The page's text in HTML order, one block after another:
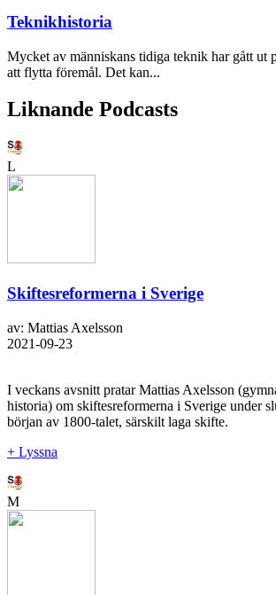
Teknikhistoria
Mycket av människans tidiga teknik har gått ut
att flytta föremål. Det kan...
Liknande Podcasts
L
Skiftesreformerna i Sverige
av: Mattias Axelsson
2021-09-23
I veckans avsnitt pratar Mattias Axelsson
historia) om skiftesreformerna i Sverige under
början av 1800-talet, särskilt laga skifte.
+ Lyssna
M